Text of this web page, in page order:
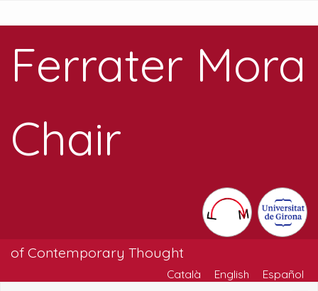
Ferrater Mora
Chair
of Contemporary Thought
Català English Español